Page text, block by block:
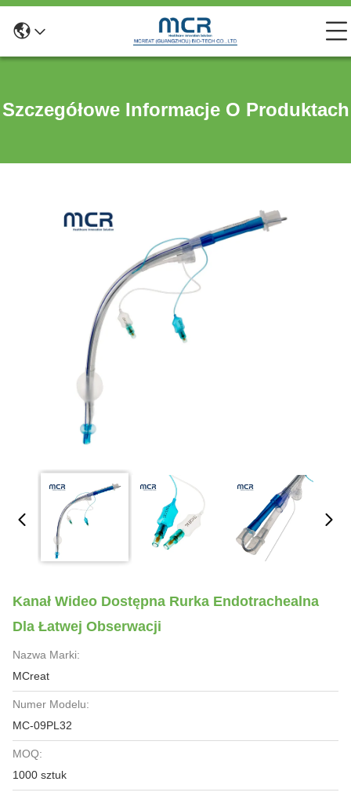
Szczegółowe Informacje O Produktach
Kanał Wideo Dostępna Rurka Endotrachealna
Dla Łatwej Obserwacji
Nazwa Marki:
MCreat
Numer Modelu:
MC-09PL32
MOQ:
1000 sztuk